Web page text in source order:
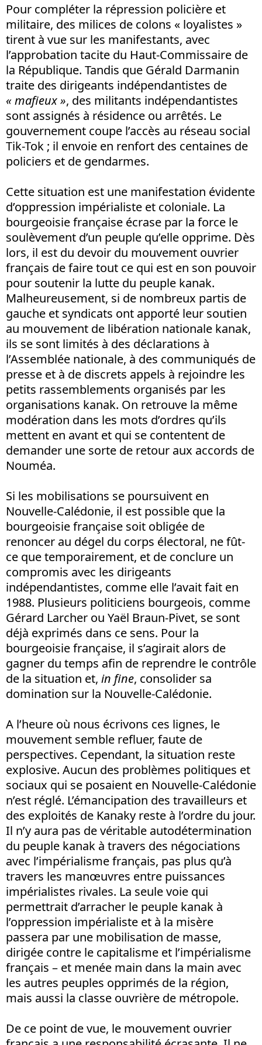
Pour compléter la répression policière et
militaire, des milices de colons « loyalistes »
tirent à vue sur les manifestants, avec
l’approbation tacite du Haut-Commissaire de
la République. Tandis que Gérald Darmanin
traite des dirigeants indépendantistes de
« mafieux », des militants indépendantistes
sont assignés à résidence ou arrêtés. Le
gouvernement coupe l’accès au réseau social
Tik-Tok ; il envoie en renfort des centaines de
policiers et de gendarmes.
Cette situation est une manifestation évidente
d’oppression impérialiste et coloniale. La
bourgeoisie française écrase par la force le
soulèvement d’un peuple qu’elle opprime. Dès
lors, il est du devoir du mouvement ouvrier
français de faire tout ce qui est en son pouvoir
pour soutenir la lutte du peuple kanak.
Malheureusement, si de nombreux partis de
gauche et syndicats ont apporté leur soutien
au mouvement de libération nationale kanak,
ils se sont limités à des déclarations à
l’Assemblée nationale, à des communiqués de
presse et à de discrets appels à rejoindre les
petits rassemblements organisés par les
organisations kanak. On retrouve la même
modération dans les mots d’ordres qu’ils
mettent en avant et qui se contentent de
demander une sorte de retour aux accords de
Nouméa.
Si les mobilisations se poursuivent en
Nouvelle-Calédonie, il est possible que la
bourgeoisie française soit obligée de
renoncer au dégel du corps électoral, ne fût-
ce que temporairement, et de conclure un
compromis avec les dirigeants
indépendantistes, comme elle l’avait fait en
1988. Plusieurs politiciens bourgeois, comme
Gérard Larcher ou Yaël Braun-Pivet, se sont
déjà exprimés dans ce sens. Pour la
bourgeoisie française, il s’agirait alors de
gagner du temps afin de reprendre le contrôle
de la situation et, in fine, consolider sa
domination sur la Nouvelle-Calédonie.
A l’heure où nous écrivons ces lignes, le
mouvement semble refluer, faute de
perspectives. Cependant, la situation reste
explosive. Aucun des problèmes politiques et
sociaux qui se posaient en Nouvelle-Calédonie
n’est réglé. L’émancipation des travailleurs et
des exploités de Kanaky reste à l’ordre du jour.
Il n’y aura pas de véritable autodétermination
du peuple kanak à travers des négociations
avec l’impérialisme français, pas plus qu’à
travers les manœuvres entre puissances
impérialistes rivales. La seule voie qui
permettrait d’arracher le peuple kanak à
l’oppression impérialiste et à la misère
passera par une mobilisation de masse,
dirigée contre le capitalisme et l’impérialisme
français – et menée main dans la main avec
les autres peuples opprimés de la région,
mais aussi la classe ouvrière de métropole.
De ce point de vue, le mouvement ouvrier